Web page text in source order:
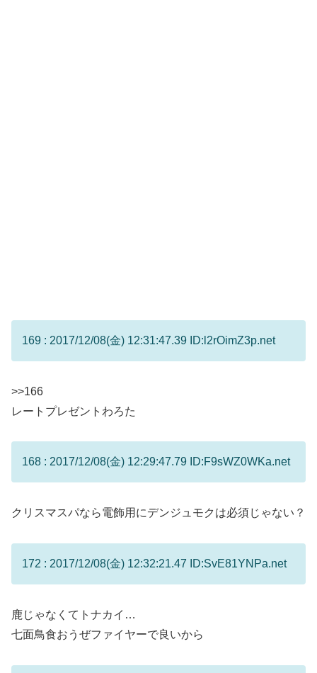
169 : 2017/12/08(金) 12:31:47.39 ID:l2rOimZ3p.net
>>166
レートプレゼントわろた
168 : 2017/12/08(金) 12:29:47.79 ID:F9sWZ0WKa.net
クリスマスパなら電飾用にデンジュモクは必須じゃない？
172 : 2017/12/08(金) 12:32:21.47 ID:SvE81YNPa.net
鹿じゃなくてトナカイ…
七面鳥食おうぜファイヤーで良いから